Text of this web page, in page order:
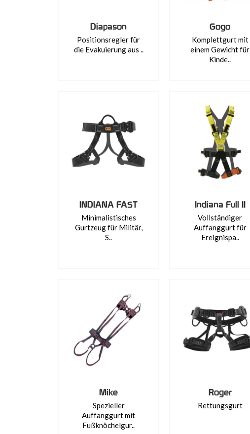
Diapason
Positionsregler für
die Evakuierung aus ..
Gogo
Komplettgurt mit
einem Gewicht für
Kinde..
INDIANA FAST
Minimalistisches
Gurtzeug für Militär,
S..
Indiana Full II
Vollständiger
Auffanggurt für
Ereignispa..
Mike
Spezieller
Auffanggurt mit
Fußknöchelgur..
Roger
Rettungsgurt